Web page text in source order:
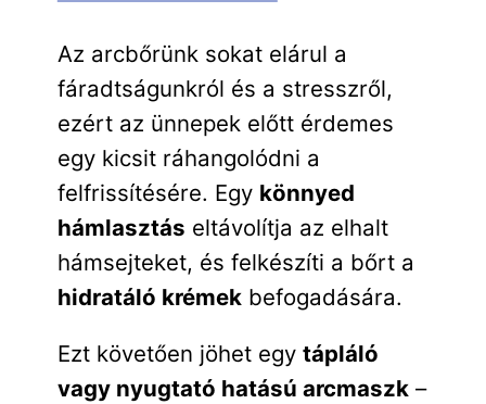
Az arcbőrünk sokat elárul a
fáradtságunkról és a stresszről,
ezért az ünnepek előtt érdemes
egy kicsit ráhangolódni a
felfrissítésére. Egy könnyed
hámlasztás eltávolítja az elhalt
hámsejteket, és felkészíti a bőrt a
hidratáló krémekbefogadására.
Ezt követően jöhet egy tápláló
vagy nyugtató hatású arcmaszk–